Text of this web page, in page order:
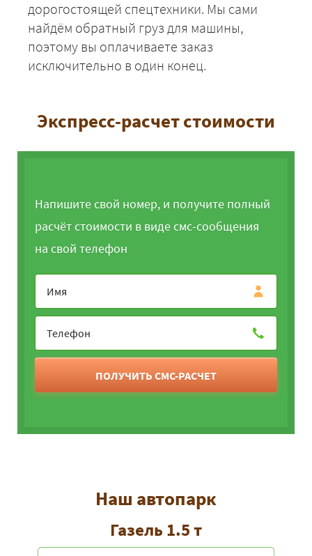
дорогостоящей спецтехники. Мы сами
найдём обратный груз для машины,
поэтому вы оплачиваете заказ
исключительно в один конец.
Экспресс-расчет стоимости
Напишите свой номер, и получите полный
расчёт стоимости в виде смс-сообщения
на свой телефон
ПОЛУЧИТЬ СМС-РАСЧЕТ
Наш автопарк
Газель 1.5 т